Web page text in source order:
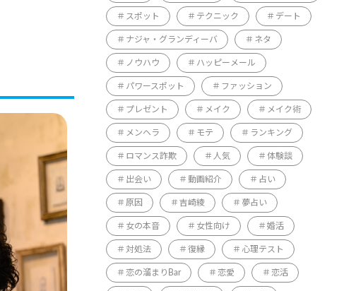
スポット テクニック デート
ナジャ・グランディーバ ネタ
ノウハウ ハッピーメール
パワースポット ファッション
プレゼント メイク メイク術
メンヘラ モテ ランキング
ロマンス詐欺 人気 体験談
出会い 動画紹介 占い
原因 吉崎綾 夢占い
女の本音 女性向け 婚活
対処法 復縁 心理テスト
恋の溜まりBar 恋愛 恋活